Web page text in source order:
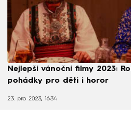
Nejlepší vánoční filmy 2023:
pohádky pro děti i horor
23. pro 2023, 16:34